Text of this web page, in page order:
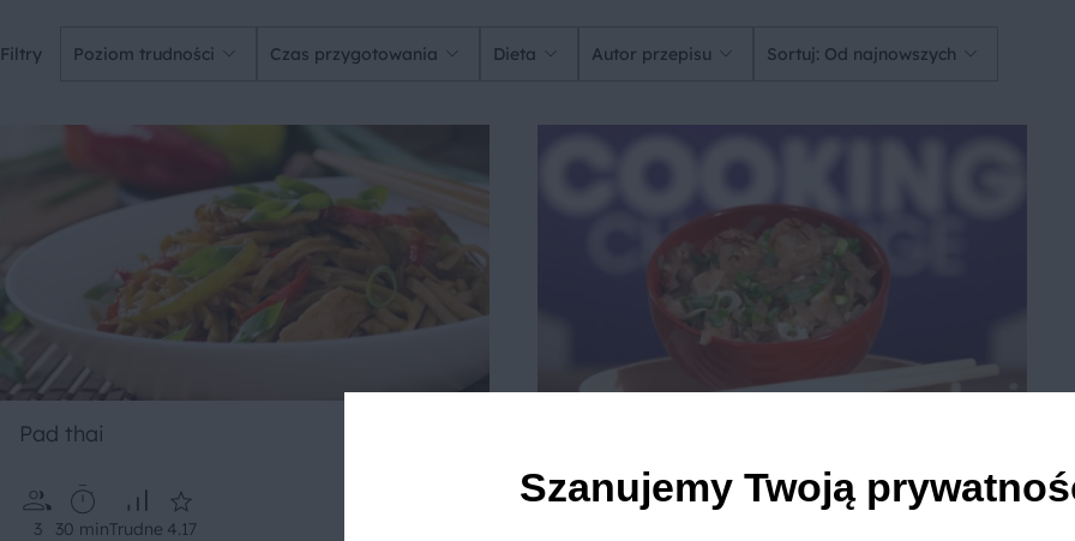
Filtry Poziom trudności Czas przygotowania Dieta Autor przepisu Sortuj: Od najnowszych
Pad thai
3 30 minTrudne 4.17
Szanujemy Twoją